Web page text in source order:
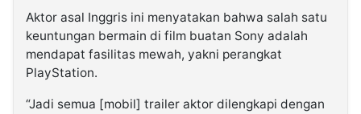
Aktor asal Inggris ini menyatakan bahwa salah satu
keuntungan bermain di film buatan Sony adalah
mendapat fasilitas mewah, yakni perangkat
PlayStation.
“Jadi semua [mobil] trailer aktor dilengkapi dengan